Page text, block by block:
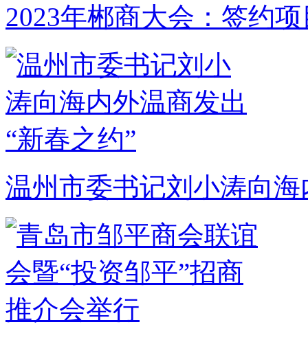
2023年郴商大会：签约
温州市委书记刘小涛向